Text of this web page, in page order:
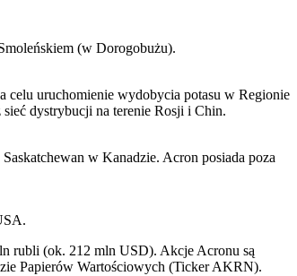
(w Dorogobużu).
celu uruchomienie wydobycia potasu w Regionie
dystrybucji na terenie Rosji i Chin.
w Kanadzie. Acron posiada poza
rubli (ok. 212 mln USD). Akcje Acronu są
Papierów Wartościowych (Ticker AKRN).